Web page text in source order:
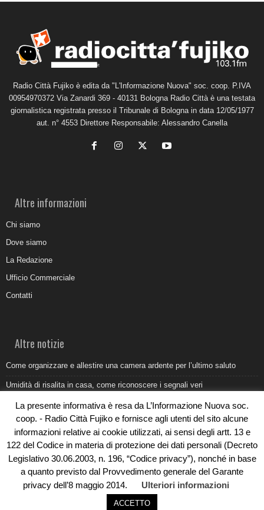
Radio Città Fujiko è edita da "L'Informazione Nuova" soc. coop. P.IVA
00954970372 Via Zanardi 369 - 40131 Bologna Radio Città è una testata
giornalistica registrata presso il Tribunale di Bologna in data 12/05/1977
aut. n° 4553 Direttore Responsabile: Alessandro Canella
Altre informazioni
Chi siamo
Dove siamo
La Redazione
Ufficio Commerciale
Contatti
Altre notizie
Come organizzare e allestire una camera ardente per l’ultimo saluto
Umidità di risalita in casa, come riconoscere i segnali veri
Torna il Sun Donato Festival 2026
Come il busking moderno ridisegna il paesaggio sonoro urbano
Saldi estivi Michele Lopriore: l’eleganza Made in Italy incontra gli sconti
da non perdere
© Copyright 2019 - Rivoluzioni Digitali
La presente informativa è resa da L’Informazione Nuova soc.
coop. - Radio Città Fujiko e fornisce agli utenti del sito alcune
informazioni relative ai cookie utilizzati, ai sensi degli artt. 13 e
122 del Codice in materia di protezione dei dati personali (Decreto
Legislativo 30.06.2003, n. 196, “Codice privacy”), nonché in base
a quanto previsto dal Provvedimento generale del Garante
privacy dell’8 maggio 2014.
Ulteriori informazioni
ACCETTO